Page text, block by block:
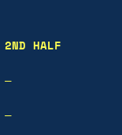
2ND HALF
—
—